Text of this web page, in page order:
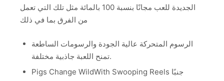
الجديدة للعب مجانًا بنسبة 100 بالمائة مثل تلك التي تعمل
من الفرق بما في ذلك
الرسوم المتحركة عالية الجودة والرسومات الساطعة
تمنح اللعبة جاذبية مختلفة.
Pigs Change WildWith Swooping Reels جنبًا